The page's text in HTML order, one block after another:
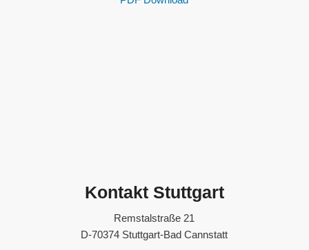
Kontakt Stuttgart
Remstalstraße 21
D-70374 Stuttgart-Bad Cannstatt